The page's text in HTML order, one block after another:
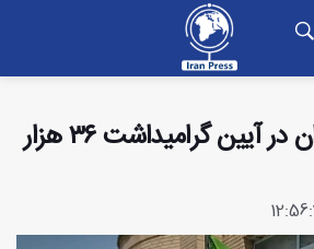
طنین نام بلند ایران در آیین گرامیداشت ۳۶ هزار